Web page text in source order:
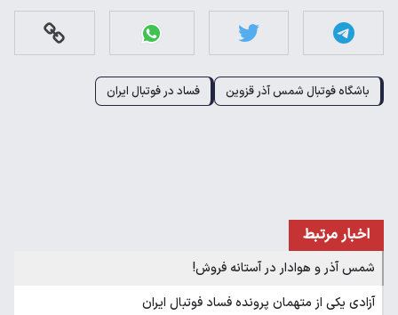
باشگاه فوتبال شمس آذر قزوین فساد در فوتبال ایران
اخبار مرتبط
شمس آذر و هوادار در آستانه فروش!
آزادی یکی از متهمان پرونده فساد فوتبال ایران